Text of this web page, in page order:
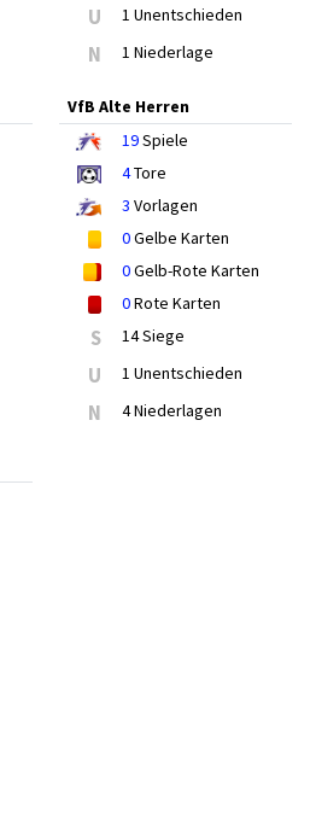
U 1 Unentschieden
N 1 Niederlage
VfB Alte Herren
19Spiele
4Tore
3 Vorlagen
0Gelbe Karten
0Gelb-Rote Karten
0Rote Karten
S 14 Siege
U 1 Unentschieden
N 4 Niederlagen